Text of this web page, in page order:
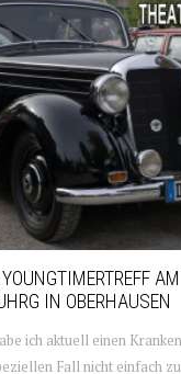
IN OBERHAUSEN
ich aktuell einen
Fall nicht einfach